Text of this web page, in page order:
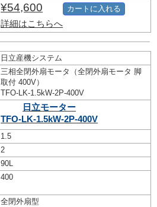
¥54,600
詳細はこちらへ
カートに入れる
日立産機システム
三相全閉外扇モータ（全閉外扇モータ 脚
取付 400V）
TFO-LK-1.5kW-2P-400V
日立モーター
TFO-LK-1.5kW-2P-400V
1.5
2
90L
400
全閉外扇型